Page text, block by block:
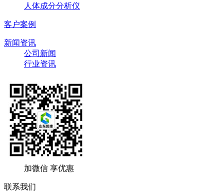
人体成分分析仪
客户案例
新闻资讯
公司新闻
行业资讯
加微信 享优惠
联系我们